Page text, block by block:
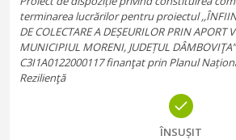
terminarea lucrărilor pentru proiectul
DE COLECTARE A DEȘEURILOR PRIN APORT
MUNICIPIUL MORENI, JUDEȚUL
C3I1A0122000117 finanţat prin Planul
Rezilienţă
ÎNSUȘIT